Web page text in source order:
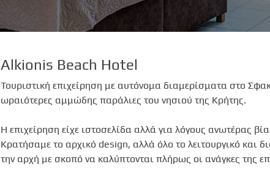
Alkionis Beach Hotel
Τουριστική επιχείρηση με αυτόνομα διαμερίσματα στο
ωραιότερες αμμώδης παράλιες του νησιού της Κρήτης.
Η επιχείρηση είχε ιστοσελίδα αλλά για λόγους ανωτέρας
Κρατήσαμε το αρχικό design, αλλά όλο το λειτουργικό και
την αρχή με σκοπό να καλύπτονται πλήρως οι ανάγκες της